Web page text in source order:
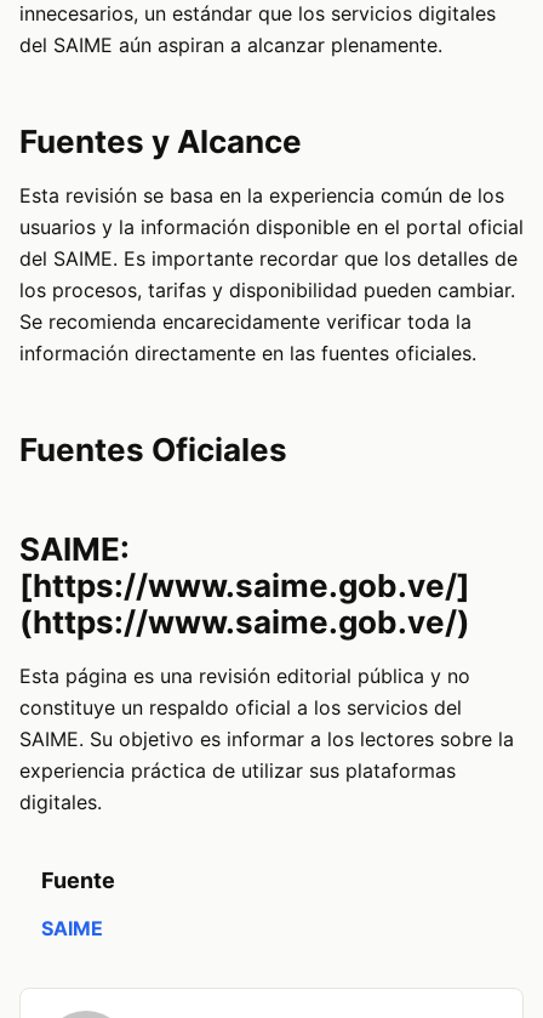
innecesarios, un estándar que los servicios digitales
del SAIME aún aspiran a alcanzar plenamente.
Fuentes y Alcance
Esta revisión se basa en la experiencia común de los
usuarios y la información disponible en el portal oficial
del SAIME. Es importante recordar que los detalles de
los procesos, tarifas y disponibilidad pueden cambiar.
Se recomienda encarecidamente verificar toda la
información directamente en las fuentes oficiales.
Fuentes Oficiales
SAIME:
[https://www.saime.gob.ve/]
(https://www.saime.gob.ve/)
Esta página es una revisión editorial pública y no
constituye un respaldo oficial a los servicios del
SAIME. Su objetivo es informar a los lectores sobre la
experiencia práctica de utilizar sus plataformas
digitales.
Fuente
SAIME